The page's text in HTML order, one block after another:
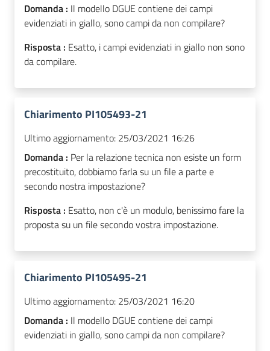
Domanda : Il modello DGUE contiene dei campi
evidenziati in giallo, sono campi da non compilare?
Risposta : Esatto, i campi evidenziati in giallo non sono
da compilare.
Chiarimento PI105493-21
Ultimo aggiornamento: 25/03/2021 16:26
Domanda : Per la relazione tecnica non esiste un form
precostituito, dobbiamo farla su un file a parte e
secondo nostra impostazione?
Risposta : Esatto, non c'è un modulo, benissimo fare la
proposta su un file secondo vostra impostazione.
Chiarimento PI105495-21
Ultimo aggiornamento: 25/03/2021 16:20
Domanda : Il modello DGUE contiene dei campi
evidenziati in giallo, sono campi da non compilare?